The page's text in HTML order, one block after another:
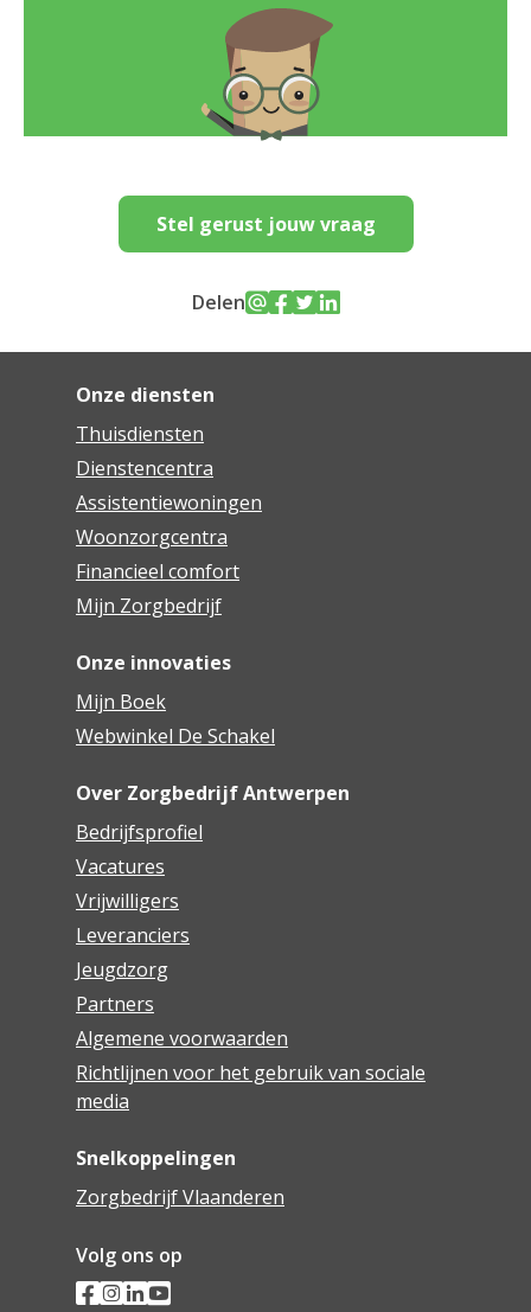
Stel gerust jouw vraag
Delen
Onze diensten
Thuisdiensten
Dienstencentra
Assistentiewoningen
Woonzorgcentra
Financieel comfort
Mijn Zorgbedrijf
Onze innovaties
Mijn Boek
Webwinkel De Schakel
Over Zorgbedrijf Antwerpen
Bedrijfsprofiel
Vacatures
Vrijwilligers
Leveranciers
Jeugdzorg
Partners
Algemene voorwaarden
Richtlijnen voor het gebruik van sociale
media
Snelkoppelingen
Zorgbedrijf Vlaanderen
Volg ons op